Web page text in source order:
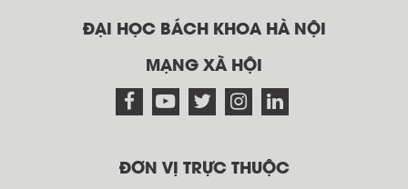
ĐẠI HỌC BÁCH KHOA HÀ NỘI
MẠNG XÃ HỘI
ĐƠN VỊ TRỰC THUỘC